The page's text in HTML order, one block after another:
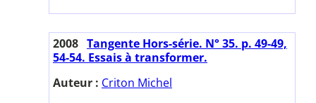
2008 Tangente Hors-série. N° 35. p. 49-49,
54-54. Essais à transformer.
Auteur : Criton Michel